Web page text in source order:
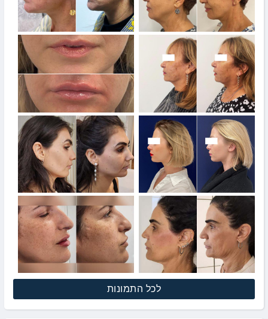
לכל התמונות